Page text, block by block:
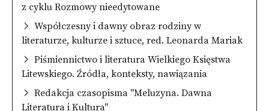
z cyklu Rozmowy nieedytowane
Współczesny i dawny obraz rodziny w
literaturze, kulturze i sztuce, red. Leonarda Mariak
Piśmiennictwo i literatura Wielkiego Księstwa
Litewskiego. Źródła, konteksty, nawiązania
Redakcja czasopisma "Meluzyna. Dawna
Literatura i Kultura"